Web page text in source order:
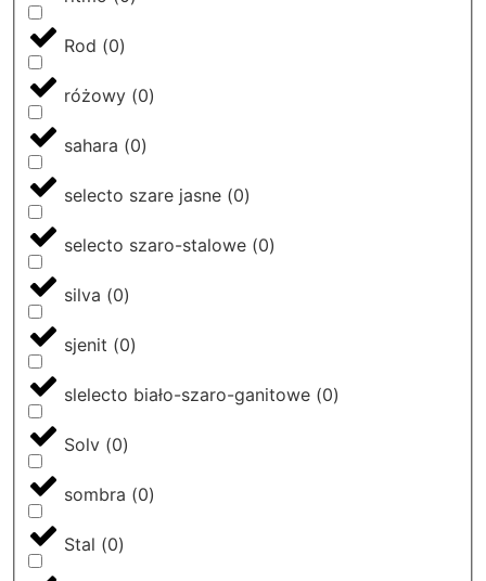
Rod (0)
różowy (0)
sahara (0)
selecto szare jasne (0)
selecto szaro-stalowe (0)
silva (0)
sjenit (0)
slelecto biało-szaro-ganitowe (0)
Solv (0)
sombra (0)
Stal (0)